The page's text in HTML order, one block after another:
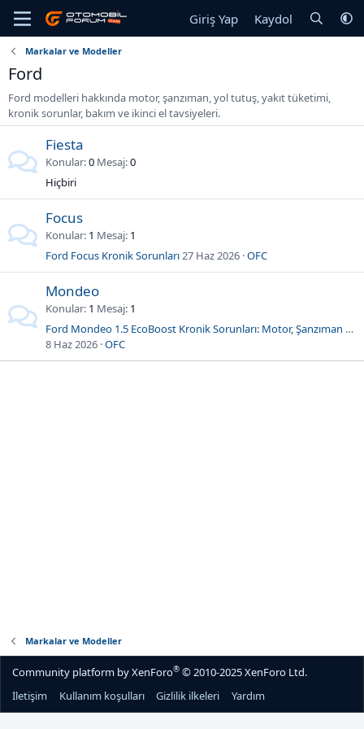
Giriş Yap Kaydol
Markalar ve Modeller
Ford
Ford modelleri hakkında motor, şanzıman, yol tutuş, yakıt tüketimi,
kronik sorunlar, bakım ve ikinci el tavsiyeleri.
Fiesta
Konular 0 Mesaj 0
Hiçbiri
Focus
Konular 1 Mesaj 1
Ford Focus Kronik Sorunları27 Haz 2026 OFC
Mondeo
Konular 1 Mesaj 1
Ford Mondeo 1.5 EcoBoost Kronik Sorunları: Motor, Şanzıman ve Su Eksiltme Problemleri
8 Haz 2026 OFC
Markalar ve Modeller
Community platform by XenForo® © 2010-2025 XenForo Ltd.
İletişim
Kullanım koşulları Gizlilik ilkeleri Yardım